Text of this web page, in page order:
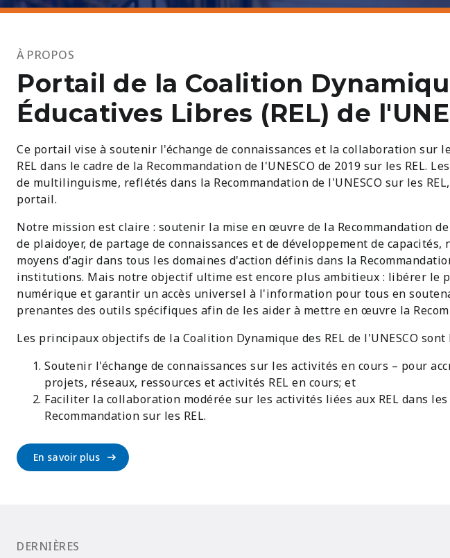
À PROPOS
Portail de la Coalition
Éducatives Libres (REL) de
Ce portail vise à soutenir l'échange de connaissances et la collaboration sur
REL dans le cadre de la Recommandation de l'UNESCO de 2019 sur les REL.
de multilinguisme, reflétés dans la Recommandation de l'UNESCO sur les
portail.
Notre mission est claire : soutenir la mise en œuvre de la Recommandation de
de plaidoyer, de partage de connaissances et de développement de
moyens d'agir dans tous les domaines d'action définis dans la
institutions. Mais notre objectif ultime est encore plus ambitieux : libérer le
numérique et garantir un accès universel à l'information pour tous en
prenantes des outils spécifiques afin de les aider à mettre en œuvre la
Les principaux objectifs de la Coalition Dynamique des REL de l'UNESCO sont
Soutenir l'échange de connaissances sur les activités en cours – pour
projets, réseaux, ressources et activités REL en cours; et
Faciliter la collaboration modérée sur les activités liées aux REL dans les
Recommandation sur les REL.
En savoir plus
DERNIÈRES